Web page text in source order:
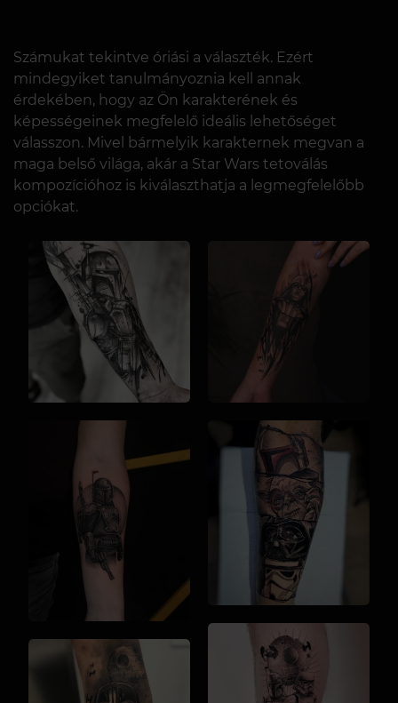
Számukat tekintve óriási a választék. Ezért
mindegyiket tanulmányoznia kell annak
érdekében, hogy az Ön karakterének és
képességeinek megfelelő ideális lehetőséget
válasszon. Mivel bármelyik karakternek megvan a
maga belső világa, akár a Star Wars tetoválás
kompozícióhoz is kiválaszthatja a legmegfelelőbb
opciókat.